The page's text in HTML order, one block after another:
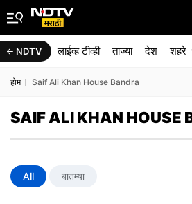
NDTV लाईव्ह टीव्ही ताज्या देश शहरे
होम Saif Ali Khan House Bandra
SAIF ALI KHAN HOUSE
All बातम्या